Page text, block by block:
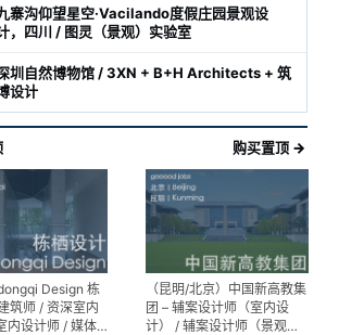
寨沟仰望星空·Vacilando度假庄园景观设
，四川 / 图灵（景观）实验室
圳自然博物馆 / 3XN + B+H Architects + 筑
设计
购买置顶 →
Design 栋
内设计师 / 媒体
（昆明/北京）中国新高教集
团 – 辅案设计师（室内设
计） / 辅案设计师（景观设